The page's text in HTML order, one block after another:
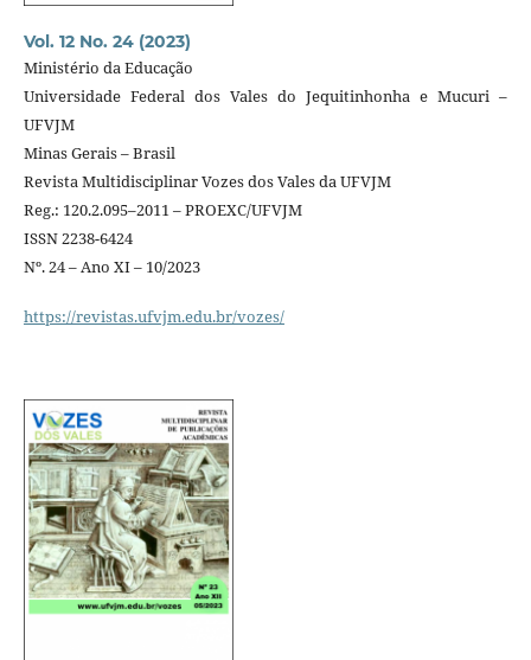
Vol. 12 No. 24 (2023)
Ministério da Educação
Universidade Federal dos Vales do Jequitinhonha e Mucuri –
UFVJM
Minas Gerais – Brasil
Revista Multidisciplinar Vozes dos Vales da UFVJM
Reg.: 120.2.095–2011 – PROEXC/UFVJM
ISSN 2238-6424
Nº. 24 – Ano XI – 10/2023
https://revistas.ufvjm.edu.br/vozes/